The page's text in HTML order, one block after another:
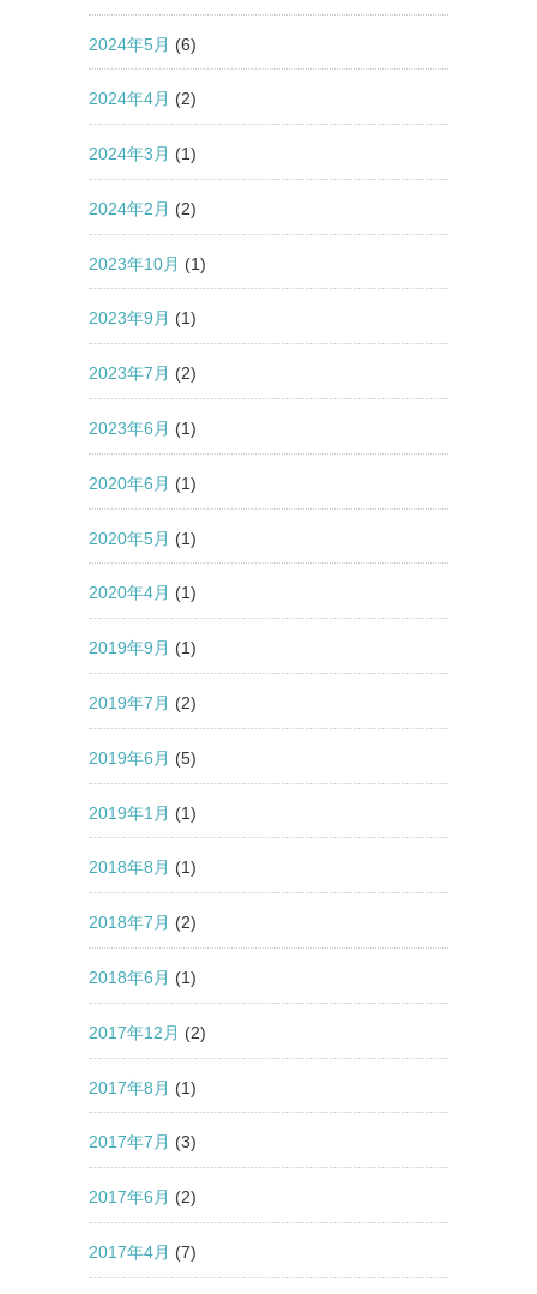
2024年5月 (6)
2024年4月 (2)
2024年3月 (1)
2024年2月 (2)
2023年10月 (1)
2023年9月 (1)
2023年7月 (2)
2023年6月 (1)
2020年6月 (1)
2020年5月 (1)
2020年4月 (1)
2019年9月 (1)
2019年7月 (2)
2019年6月 (5)
2019年1月 (1)
2018年8月 (1)
2018年7月 (2)
2018年6月 (1)
2017年12月 (2)
2017年8月 (1)
2017年7月 (3)
2017年6月 (2)
2017年4月 (7)